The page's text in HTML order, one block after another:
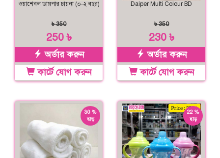
ওয়াশেবল ডায়পার চায়না (০-২ বছর)
৳ 350
250 ৳
অর্ডার করুন
কার্টে যোগ করুন
Daiper Multi Colour BD
৳ 350
230 ৳
অর্ডার করুন
কার্টে যোগ করুন
30 %
ছাড়
22 %
ছাড়